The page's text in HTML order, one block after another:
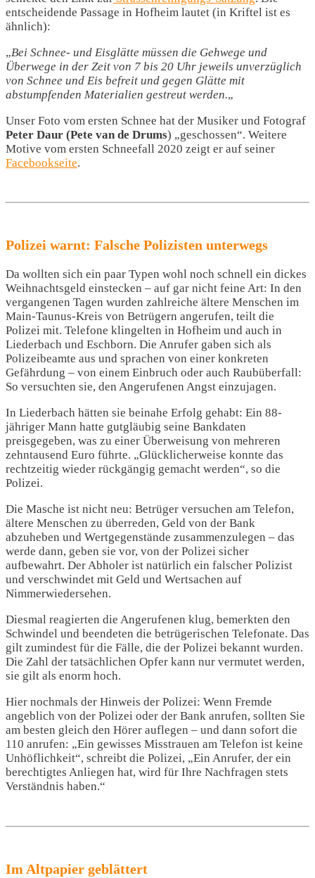
entscheidende Passage in Hofheim lautet (in Kriftel ist es
ähnlich):
„Bei Schnee- und Eisglätte müssen die Gehwege und
Überwege in der Zeit von 7 bis 20 Uhr jeweils unverzüglich
von Schnee und Eis befreit und gegen Glätte mit
abstumpfenden Materialien gestreut werden.„
Unser Foto vom ersten Schnee hat der Musiker und Fotograf
Peter Daur (Pete van de Drums) „geschossen“. Weitere
Motive vom ersten Schneefall 2020 zeigt er auf seiner
Facebookseite.
Polizei warnt: Falsche Polizisten unterwegs
Da wollten sich ein paar Typen wohl noch schnell ein dickes
Weihnachtsgeld einstecken – auf gar nicht feine Art: In den
vergangenen Tagen wurden zahlreiche ältere Menschen im
Main-Taunus-Kreis von Betrügern angerufen, teilt die
Polizei mit. Telefone klingelten in Hofheim und auch in
Liederbach und Eschborn. Die Anrufer gaben sich als
Polizeibeamte aus und sprachen von einer konkreten
Gefährdung – von einem Einbruch oder auch Raubüberfall:
So versuchten sie, den Angerufenen Angst einzujagen.
In Liederbach hätten sie beinahe Erfolg gehabt: Ein 88-
jähriger Mann hatte gutgläubig seine Bankdaten
preisgegeben, was zu einer Überweisung von mehreren
zehntausend Euro führte. „Glücklicherweise konnte das
rechtzeitig wieder rückgängig gemacht werden“, so die
Polizei.
Die Masche ist nicht neu: Betrüger versuchen am Telefon,
ältere Menschen zu überreden, Geld von der Bank
abzuheben und Wertgegenstände zusammenzulegen – das
werde dann, geben sie vor, von der Polizei sicher
aufbewahrt. Der Abholer ist natürlich ein falscher Polizist
und verschwindet mit Geld und Wertsachen auf
Nimmerwiedersehen.
Diesmal reagierten die Angerufenen klug, bemerkten den
Schwindel und beendeten die betrügerischen Telefonate. Das
gilt zumindest für die Fälle, die der Polizei bekannt wurden.
Die Zahl der tatsächlichen Opfer kann nur vermutet werden,
sie gilt als enorm hoch.
Hier nochmals der Hinweis der Polizei: Wenn Fremde
angeblich von der Polizei oder der Bank anrufen, sollten Sie
am besten gleich den Hörer auflegen – und dann sofort die
110 anrufen: „Ein gewisses Misstrauen am Telefon ist keine
Unhöflichkeit“, schreibt die Polizei, „Ein Anrufer, der ein
berechtigtes Anliegen hat, wird für Ihre Nachfragen stets
Verständnis haben.“
Im Altpapier geblättert